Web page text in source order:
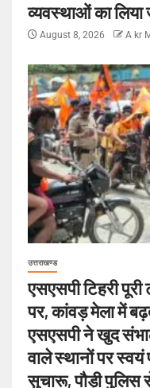
व्यवस्थाओं का लिया
August 8, 2026 A kr
उत्तराखण्ड
एसएसपी टिहरी
पर, कांवड़ मेला में
एसएसपी ने खुद
वाले स्थानों पर स्वयं
सुचारू, पौड़ी